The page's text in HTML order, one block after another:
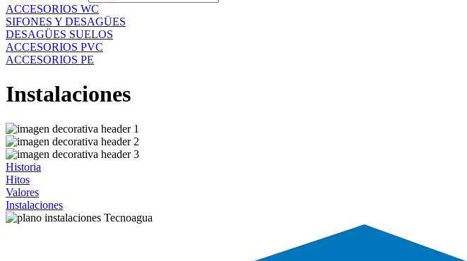
ACCESORIOS WC
SIFONES Y DESAGÜES
DESAGÜES SUELOS
ACCESORIOS PVC
ACCESORIOS PE
Instalaciones
Historia
Hitos
Valores
Instalaciones